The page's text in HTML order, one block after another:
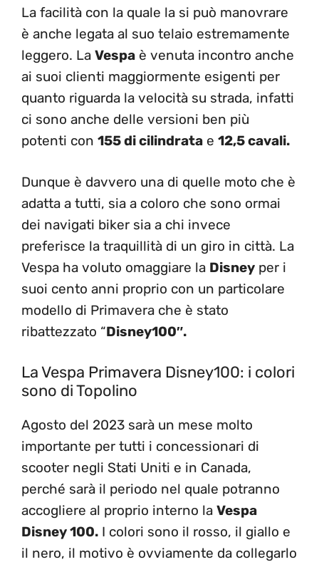
La facilità con la quale la si può manovrare
è anche legata al suo telaio estremamente
leggero. La Vespa è venuta incontro anche
ai suoi clienti maggiormente esigenti per
quanto riguarda la velocità su strada, infatti
ci sono anche delle versioni ben più
potenti con 155 di cilindrata e 12,5 cavali.
Dunque è davvero una di quelle moto che è
adatta a tutti, sia a coloro che sono ormai
dei navigati biker sia a chi invece
preferisce la traquillità di un giro in città. La
Vespa ha voluto omaggiare la Disney per i
suoi cento anni proprio con un particolare
modello di Primavera che è stato
ribattezzato “Disney100″.
La Vespa Primavera Disney100: i colori
sono di Topolino
Agosto del 2023 sarà un mese molto
importante per tutti i concessionari di
scooter negli Stati Uniti e in Canada,
perché sarà il periodo nel quale potranno
accogliere al proprio interno la Vespa
Disney 100. I colori sono il rosso, il giallo e
il nero, il motivo è ovviamente da collegarlo